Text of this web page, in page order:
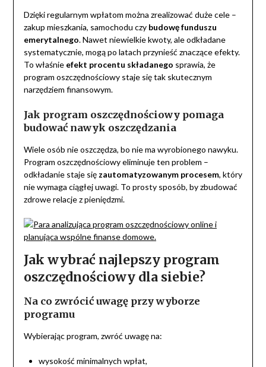
Dzięki regularnym wpłatom można zrealizować duże cele –
zakup mieszkania, samochodu czy budowę funduszu
emerytalnego. Nawet niewielkie kwoty, ale odkładane
systematycznie, mogą po latach przynieść znaczące efekty.
To właśnie efekt procentu składanego sprawia, że
program oszczędnościowy staje się tak skutecznym
narzędziem finansowym.
Jak program oszczędnościowy pomaga
budować nawyk oszczędzania
Wiele osób nie oszczędza, bo nie ma wyrobionego nawyku.
Program oszczędnościowy eliminuje ten problem –
odkładanie staje się zautomatyzowanym procesem, który
nie wymaga ciągłej uwagi. To prosty sposób, by zbudować
zdrowe relacje z pieniędzmi.
Jak wybrać najlepszy program
oszczędnościowy dla siebie?
Na co zwrócić uwagę przy wyborze
programu
Wybierając program, zwróć uwagę na:
wysokość minimalnych wpłat,